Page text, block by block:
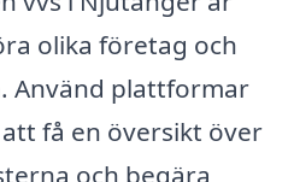
olika företag och
Använd plattformar
få en översikt över
och begära